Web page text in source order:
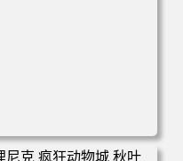
修仙传》4k壁纸 3840x2